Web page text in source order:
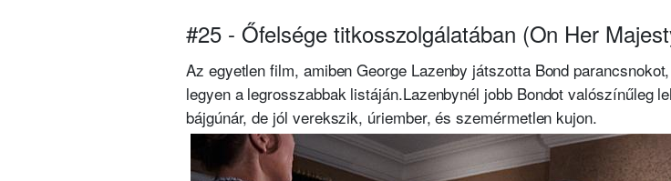
#25 - Őfelsége titkosszolgálatában (On Her
Az egyetlen film, amiben George Lazenby játszotta Bond
legyen a legrosszabbak listáján.Lazenbynél jobb Bondot valószínűleg
bájgúnár, de jól verekszik, úriember, és szemérmetlen kujon.